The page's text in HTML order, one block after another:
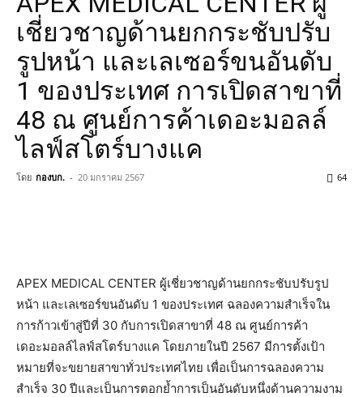
เชี่ยวชาญด้านยกกระชับปรับ
รูปหน้า และเลเซอร์ขนอันดับ
1 ของประเทศ การเปิดสาขาที่
48 ณ ศูนย์การค้าเดอะมอลล์
ไลฟ์สโตร์บางแค
โดย กองบก. - 20 มกราคม 2567 64
APEX MEDICAL CENTER ผู้เชี่ยวชาญด้านยกกระชับปรับรูป
หน้า และเลเซอร์ขนอันดับ 1 ของประเทศ ฉลองความสำเร็จใน
การก้าวเข้าสู่ปีที่ 30 กับการเปิดสาขาที่ 48 ณ ศูนย์การค้า
เดอะมอลล์ไลฟ์สโตร์บางแค โดยภายในปี 2567 มีการตั้งเป้า
หมายที่จะขยายสาขาทั่วประเทศไทย เพื่อเป็นการฉลองความ
สำเร็จ 30 ปีและเป็นการตอกย้ำการเป็นอันดับหนึ่งด้านความงาม